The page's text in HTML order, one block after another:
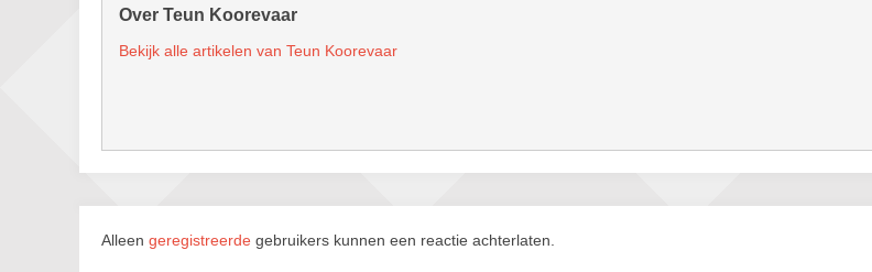
Over Teun Koorevaar
Bekijk alle artikelen van Teun Koorevaar
Alleen geregistreerde gebruikers kunnen een reactie achterlaten.